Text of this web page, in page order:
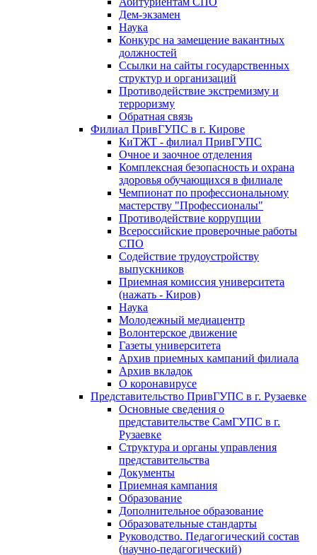
Дем-экзамен
Наука
Конкурс на замещение вакантных
должностей
Ссылки на сайты государственных
структур и организаций
Противодействие экстремизму и
терроризму
Обратная связь
Филиал ПривГУПС в г. Кирове
КиТЖТ - филиал ПривГУПС
Очное и заочное отделения
Комплексная безопасность и охрана
здоровья обучающихся в филиале
Чемпионат по профессиональному
мастерству "Профессионалы"
Противодействие коррупции
Всероссийские проверочные работы
СПО
Cодействиe трудоустройству
выпускников
Приемная комиссия университета
(нажать - Киров)
Наука
Молодежный медиацентр
Волонтерское движение
Газеты университета
Архив приемных кампаний филиала
Архив вкладок
О коронавирусе
Представительство ПривГУПС в г. Рузаевке
Основные сведения о
представительстве СамГУПС в г.
Рузаевке
Структура и органы управления
представительства
Документы
Приемная кампания
Образование
Дополнительное образование
Образовательные стандарты
Руководство. Педагогический состав
(научно-педагогический)